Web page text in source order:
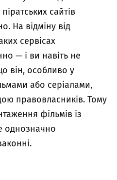
сайтів
На відміну від
сервісах
— і ви навіть не
він, особливо у
або серіалами,
правовласників. Тому
фільмів із
однозначно